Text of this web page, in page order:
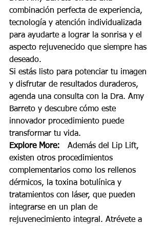
combinación perfecta de experiencia,
tecnología y atención individualizada
para ayudarte a lograr la sonrisa y el
aspecto rejuvenecido que siempre has
deseado.
Si estás listo para potenciar tu imagen
y disfrutar de resultados duraderos,
agenda una consulta con la Dra. Amy
Barreto y descubre cómo este
innovador procedimiento puede
transformar tu vida.
Explore More: Además del Lip Lift,
existen otros procedimientos
complementarios como los rellenos
dérmicos, la toxina botulínica y
tratamientos con láser, que pueden
integrarse en un plan de
rejuvenecimiento integral. Atrévete a